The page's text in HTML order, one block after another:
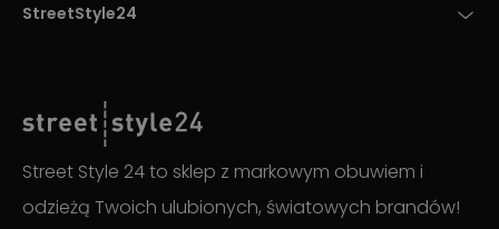
StreetStyle24
Street Style 24 to sklep z markowym obuwiem i
odzieżą Twoich ulubionych, światowych brandów!